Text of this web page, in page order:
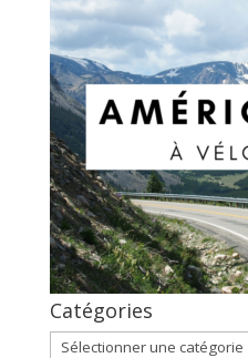
Catégories
Catégories